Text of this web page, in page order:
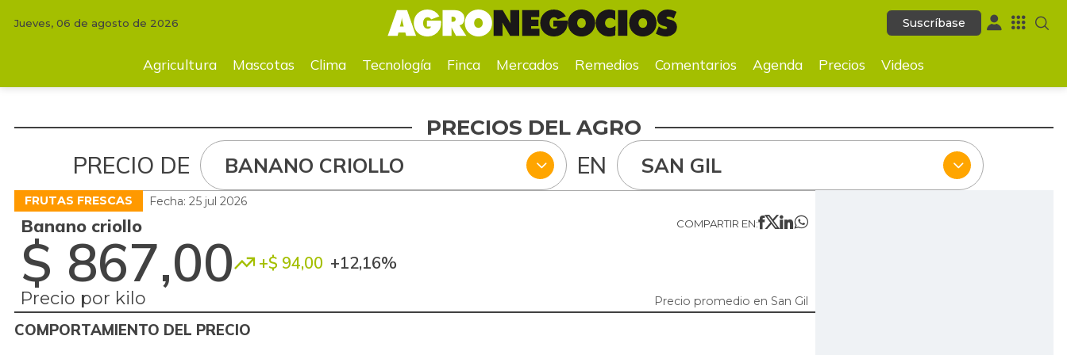
Suscríbase
Mascotas Clima Tecnología Mercados Remedios Comentarios Agenda Precios Videos
Jueves, 06 de agosto de 2026 Suscríbase
Agricultura Mascotas Clima Tecnología Finca Mercados Remedios Comentarios Agenda Precios Videos
PRECIOS DEL AGRO
PRECIO DE BANANO CRIOLLO EN SAN GIL
FRUTAS FRESCAS Fecha: 25 jul 2026
Banano criollo
$ 867,00 +$ 94,00 +12,16%
Precio por kilo
COMPARTIR EN:
Precio promedio en San Gil
COMPORTAMIENTO DEL PRECIO